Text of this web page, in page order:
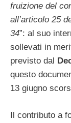
fruizione del
all’articolo 25
34”: al suo
sollevati in
previsto dal
questo
13 giugno
Il contributo a